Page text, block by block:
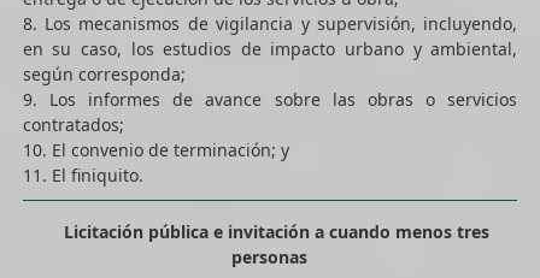
8. Los mecanismos de vigilancia y supervisión, incluyendo,
en su caso, los estudios de impacto urbano y ambiental,
según corresponda;
9. Los informes de avance sobre las obras o servicios
contratados;
10. El convenio de terminación; y
11. El finiquito.
Licitación pública e invitación a cuando menos tres
personas